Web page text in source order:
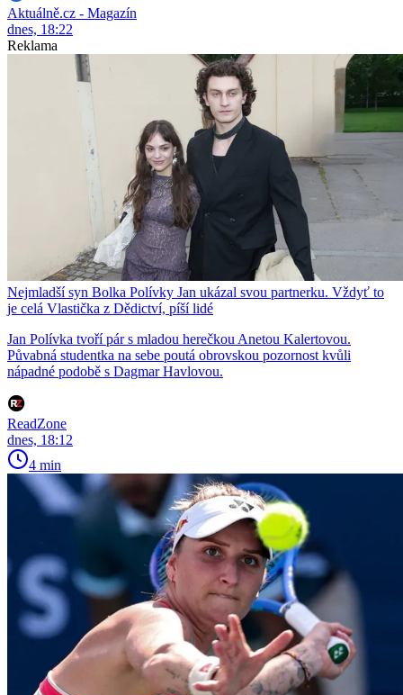
Aktuálně.cz - Magazín
dnes, 18:22
Reklama
Nejmladší syn Bolka Polívky Jan ukázal svou partnerku. Vždyť to
je celá Vlastička z Dědictví, píší lidé
Jan Polívka tvoří pár s mladou herečkou Anetou Kalertovou.
Půvabná studentka na sebe poutá obrovskou pozornost kvůli
nápadné podobě s Dagmar Havlovou.
ReadZone
dnes, 18:12
4 min